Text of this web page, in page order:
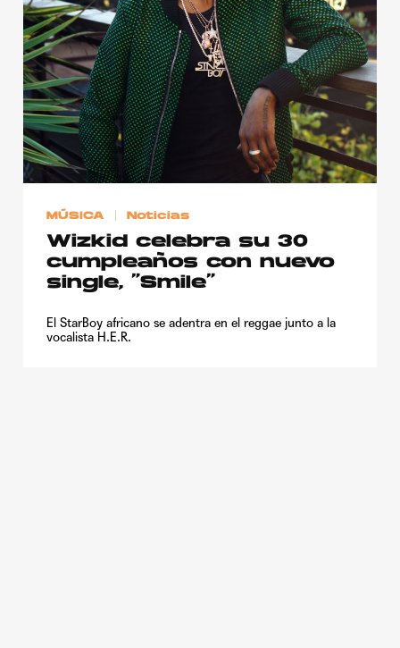
MÚSICA Noticias
Wizkid celebra su 30
cumpleaños con nuevo
single, “Smile”
El StarBoy africano se adentra en el reggae junto a la
vocalista H.E.R.